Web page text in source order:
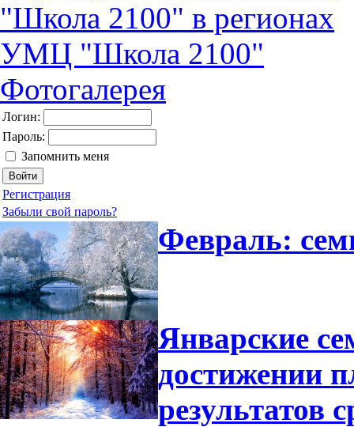
"Школа 2100" в регионах
УМЦ "Школа 2100"
Фотогалерея
Логин:
Пароль:
Запомнить меня
Регистрация
Забыли свой пароль?
Февраль:
Январские
достижении